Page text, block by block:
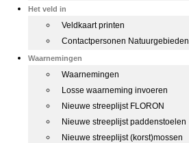
Het veld in
Veldkaart printen
Contactpersonen Natuurgebieden
Waarnemingen
Waarnemingen
Losse waarneming invoeren
Nieuwe streeplijst FLORON
Nieuwe streeplijst paddenstoelen
Nieuwe streeplijst (korst)mossen